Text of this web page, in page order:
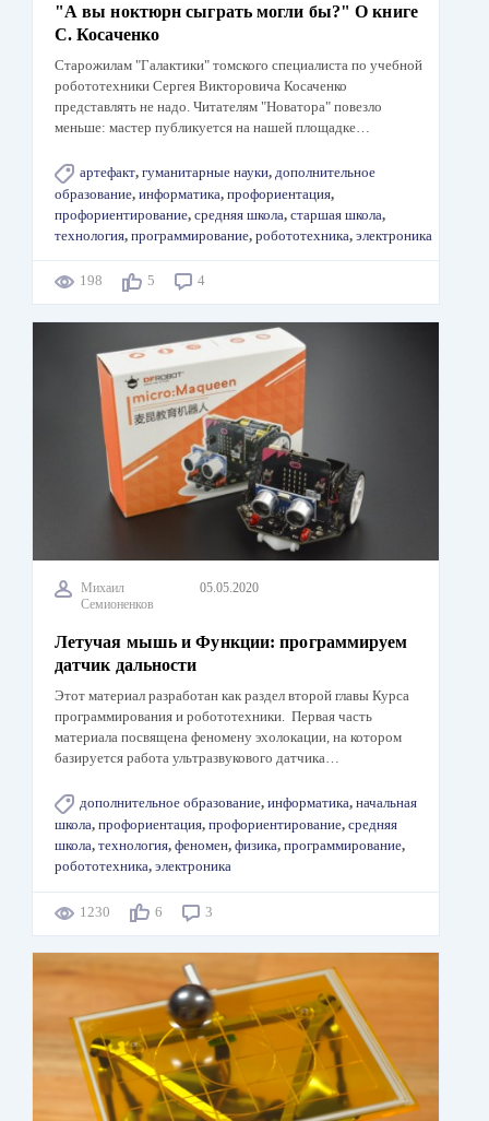
"А вы ноктюрн сыграть могли бы?" О книге
С. Косаченко
Старожилам "Галактики" томского специалиста по учебной
робототехники Сергея Викторовича Косаченко
представлять не надо. Читателям "Новатора" повезло
меньше: мастер публикуется на нашей площадке…
артефакт, гуманитарные науки, дополнительное
образование, информатика, профориентация,
профориентирование, средняя школа, старшая школа,
технология, программирование, робототехника, электроника
198 5 4
Михаил
Семионенков
05.05.2020
Летучая мышь и Функции: программируем
датчик дальности
Этот материал разработан как раздел второй главы Курса
программирования и робототехники. Первая часть
материала посвящена феномену эхолокации, на котором
базируется работа ультразвукового датчика…
дополнительное образование, информатика, начальная
школа, профориентация, профориентирование, средняя
школа, технология, феномен, физика, программирование,
робототехника, электроника
1230 6 3